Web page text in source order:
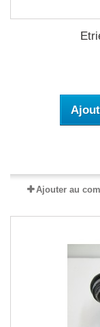
Ajouter au